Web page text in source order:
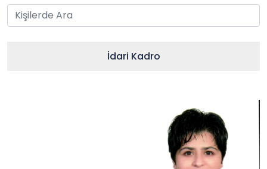
İdari Kadro